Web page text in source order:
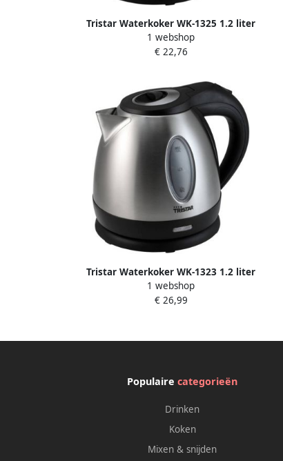
Tristar Waterkoker WK-1325 1.2 liter
inhoud Waterkoker voor op de
camping 850 watt RVS
1 webshop
€ 22,76
Tristar Waterkoker WK-1323 1.2 liter
met Oververhittingsbeveiliging en
Droogkookbeveiliging met
1 webshop
€ 26,99
Populairecategorieën
Drinken
Koken
Mixen & snijden